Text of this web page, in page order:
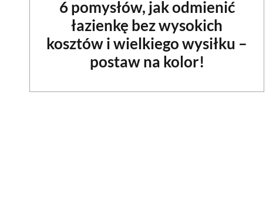
6 pomysłów, jak odmienić
łazienkę bez wysokich
kosztów i wielkiego wysiłku –
postaw na kolor!